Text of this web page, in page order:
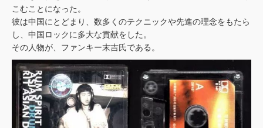
こむことになった。
彼は中国にとどまり、数多くのテクニックや先進の理念をもたら
し、中国ロックに多大な貢献をした。
その人物が、ファンキー末吉氏である。